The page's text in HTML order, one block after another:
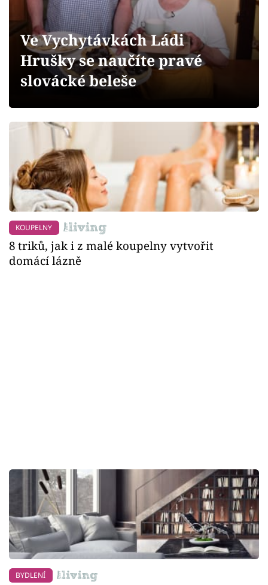
Přihlášení
Sledujte nás
Ve Vychytávkách Ládi
Hrušky se naučíte pravé
slovácké beleše
KOUPELNY
8 triků, jak i z malé koupelny vytvořit
domácí lázně
BYDLENÍ